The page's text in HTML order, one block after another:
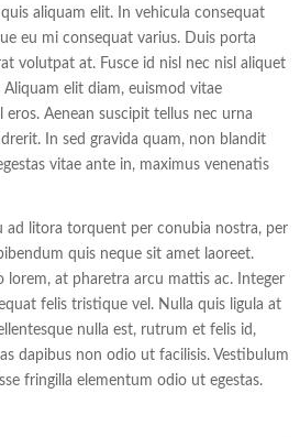
aliquam elit. In vehicula consequat
eu mi consequat varius. Duis porta
volutpat at. Fusce id nisl nec nisl aliquet
elit diam, euismod vitae
eros. Aenean suscipit tellus nec urna
In sed gravida quam, non blandit
vitae ante in, maximus venenatis
ad litora torquent per conubia nostra, per
quis neque sit amet laoreet.
lorem, at pharetra arcu mattis ac. Integer
felis tristique vel. Nulla quis ligula at
nulla est, rutrum et felis id,
dapibus non odio ut facilisis. Vestibulum
fringilla elementum odio ut egestas.